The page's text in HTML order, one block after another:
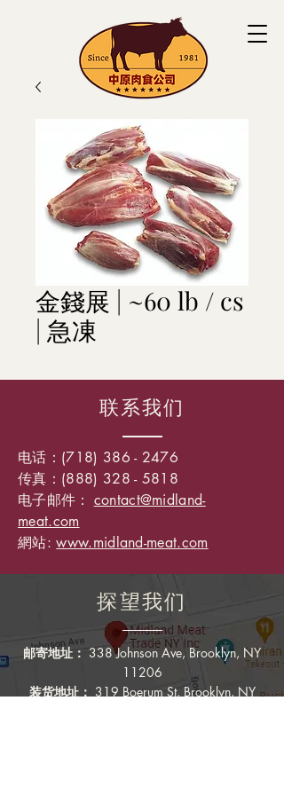
金錢展 | ~60 lb / cs
| 急凍
联系我们
电话：(718) 386 - 2476
传真：(888) 328 - 5818
电子邮件： contact@midland-
meat.com
網站:www.midland-meat.com
探望我们
邮寄地址： 338 Johnson Ave, Brooklyn, NY
11206
装货地址： 319 Boerum St, Brooklyn, NY